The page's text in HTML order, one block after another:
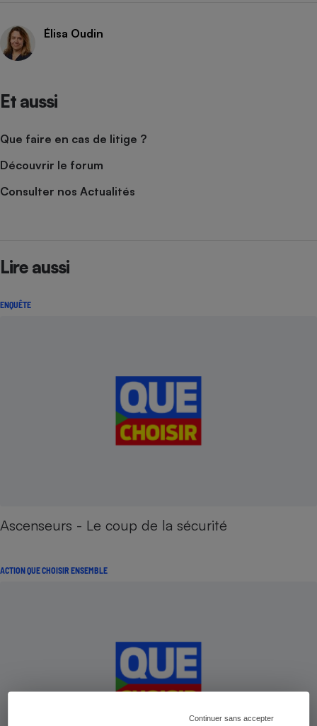
Continuer sans accepter
Élisa Oudin
Et aussi
Que faire en cas de litige ?
Découvrir le forum
Consulter nos Actualités
Lire aussi
ENQUÊTE
Ascenseurs - Le coup de la sécurité
ACTION QUE CHOISIR ENSEMBLE